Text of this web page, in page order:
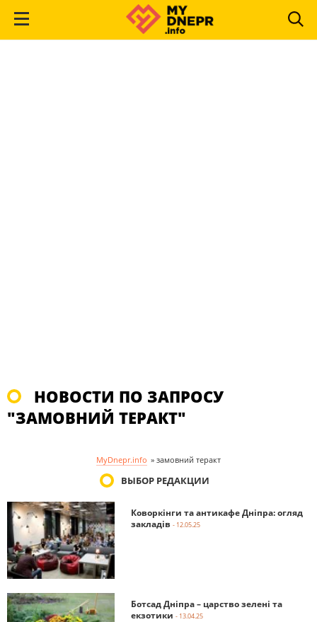
НОВОСТИ ПО ЗАПРОСУ
"ЗАМОВНИЙ ТЕРАКТ"
MyDnepr.info » замовний теракт
ВЫБОР РЕДАКЦИИ
Коворкінги та антикафе Дніпра: огляд
закладів - 12.05.25
Ботсад Дніпра – царство зелені та
екзотики - 13.04.25